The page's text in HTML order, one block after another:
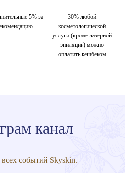
5% за
30% любой
косметологической
услуги (кроме лазерной
эпиляции) можно
оплатить кешбеком
канал
всех событий Skyskin.